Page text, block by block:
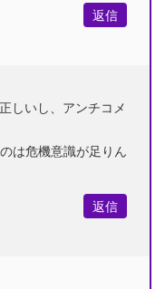
返信
しいし、アンチコメ
は危機意識が足りん
返信